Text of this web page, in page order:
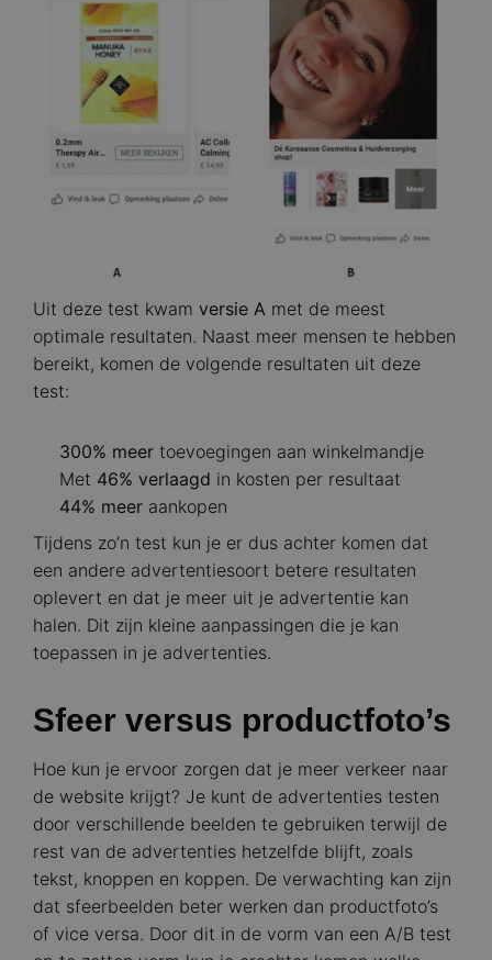
Uit deze test kwam versie A met de meest
optimale resultaten. Naast meer mensen te hebben
bereikt, komen de volgende resultaten uit deze
test:
300% meer toevoegingen aan winkelmandje
Met 46% verlaagd in kosten per resultaat
44% meer aankopen
Tijdens zo’n test kun je er dus achter komen dat
een andere advertentiesoort betere resultaten
oplevert en dat je meer uit je advertentie kan
halen. Dit zijn kleine aanpassingen die je kan
toepassen in je advertenties.
Sfeer versus productfoto’s
Hoe kun je ervoor zorgen dat je meer verkeer naar
de website krijgt? Je kunt de advertenties testen
door verschillende beelden te gebruiken terwijl de
rest van de advertenties hetzelfde blijft, zoals
tekst, knoppen en koppen. De verwachting kan zijn
dat sfeerbeelden beter werken dan productfoto’s
of vice versa. Door dit in de vorm van een A/B test